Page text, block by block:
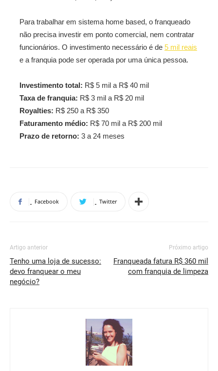
Para trabalhar em sistema home based, o franqueado
não precisa investir em ponto comercial, nem contratar
funcionários. O investimento necessário é de 5 mil reais
e a franquia pode ser operada por uma única pessoa.
Investimento total: R$ 5 mil a R$ 40 mil
Taxa de franquia: R$ 3 mil a R$ 20 mil
Royalties: R$ 250 a R$ 350
Faturamento médio: R$ 70 mil a R$ 200 mil
Prazo de retorno: 3 a 24 meses
Facebook Twitter
Artigo anterior
Tenho uma loja de sucesso:
devo franquear o meu
negócio?
Próximo artigo
Franqueada fatura R$ 360 mil
com franquia de limpeza